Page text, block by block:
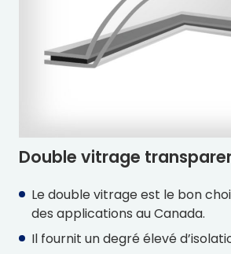
Double vitrage
Le double vitrage est le bon
des applications au Canada.
Il fournit un degré élevé